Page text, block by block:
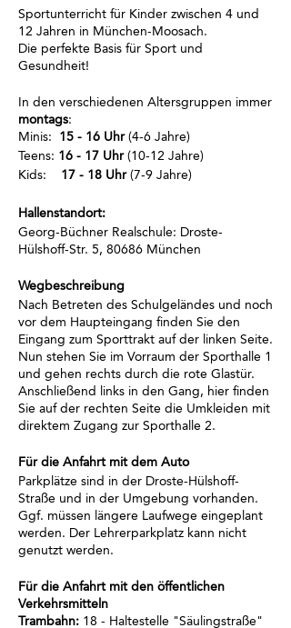
Sportunterricht für Kinder zwischen 4 und
12 Jahren in München-Moosach.
Die perfekte Basis für Sport und
Gesundheit!
In den verschiedenen Altersgruppen immer
montags:
Minis: 15 - 16 Uhr(4-6 Jahre)
Teens: 16 - 17 Uhr(10-12 Jahre)
Kids: 17 - 18 Uhr(7-9 Jahre)
Hallenstandort:
Georg-Büchner Realschule: Droste-
Hülshoff-Str. 5, 80686 München
Wegbeschreibung
Nach Betreten des Schulgeländes und noch
vor dem Haupteingang finden Sie den
Eingang zum Sporttrakt auf der linken Seite.
Nun stehen Sie im Vorraum der Sporthalle 1
und gehen rechts durch die rote Glastür.
Anschließend links in den Gang, hier finden
Sie auf der rechten Seite die Umkleiden mit
direktem Zugang zur Sporthalle 2.
Für die Anfahrt mit dem Auto
Parkplätze sind in der Droste-Hülshoff-
Straße und in der Umgebung vorhanden.
Ggf. müssen längere Laufwege eingeplant
werden. Der Lehrerparkplatz kann nicht
genutzt werden.
Für die Anfahrt mit den öffentlichen
Verkehrsmitteln
Trambahn: 18 - Haltestelle "Säulingstraße"